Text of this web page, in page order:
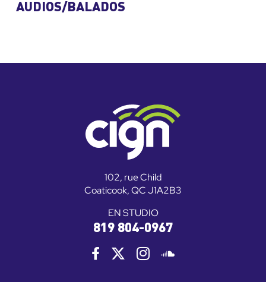
AUDIOS/BALADOS
102, rue Child
Coaticook, QC J1A2B3
EN STUDIO
819 804-0967